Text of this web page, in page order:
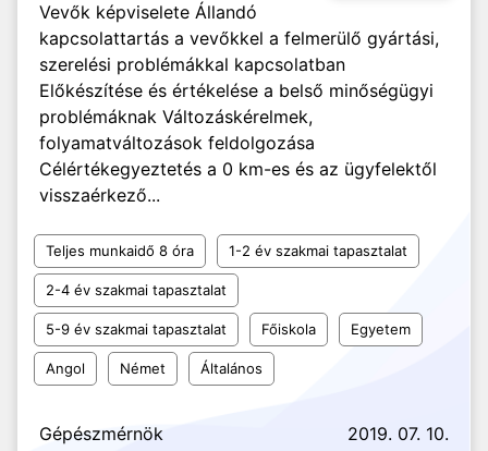
Vevők képviselete Állandó
kapcsolattartás a vevőkkel a felmerülő gyártási,
szerelési problémákkal kapcsolatban
Előkészítése és értékelése a belső minőségügyi
problémáknak Változáskérelmek,
folyamatváltozások feldolgozása
Célértékegyeztetés a 0 km-es és az ügyfelektől
visszaérkező...
Teljes munkaidő 8 óra 1-2 év szakmai tapasztalat
2-4 év szakmai tapasztalat
5-9 év szakmai tapasztalat Főiskola Egyetem
Angol Német Általános
Gépészmérnök 2019. 07. 10.